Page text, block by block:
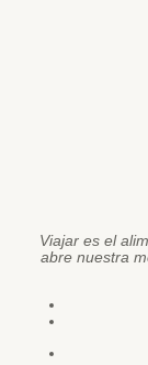
Viajar es el
abre nuestra